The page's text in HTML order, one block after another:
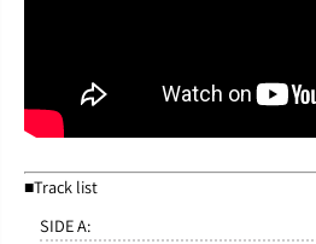
■Track list
SIDE A: